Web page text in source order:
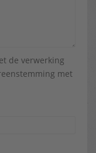
de verwerking
met